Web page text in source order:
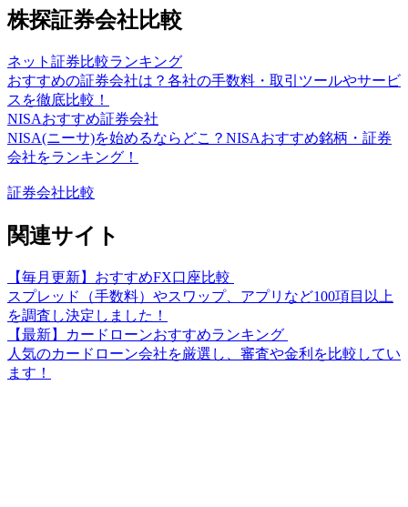
株探証券会社比較
ネット証券比較ランキング
おすすめの証券会社は？各社の手数料・取引ツールやサービ
スを徹底比較！
NISAおすすめ証券会社
NISA(ニーサ)を始めるならどこ？NISAおすすめ銘柄・証券
会社をランキング！
証券会社比較
関連サイト
【毎月更新】おすすめFX口座比較
スプレッド（手数料）やスワップ、アプリなど100項目以上
を調査し決定しました！
【最新】カードローンおすすめランキング
人気のカードローン会社を厳選し、審査や金利を比較してい
ます！